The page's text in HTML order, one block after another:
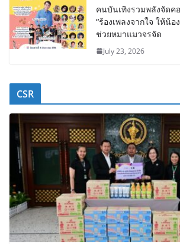
คนบันเทิงรวมพลังจัดค
“ร้องเพลงจากใจ ให้น้
ช่วยหมาแมวจรจัด
July 23, 2026
CSR